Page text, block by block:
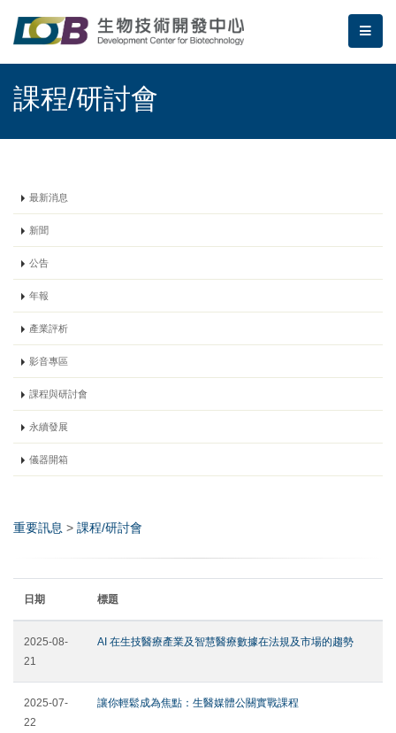
生物技術開發中心 | 課程/研討會
課程/研討會
最新消息
新聞
公告
年報
產業評析
影音專區
課程與研討會
永續發展
儀器開箱
重要訊息 > 課程/研討會
日期 標題
2025-08-
21
AI 在生技醫療產業及智慧醫療數據在法規及市場的趨勢
2025-07-
22
讓你輕鬆成為焦點：生醫媒體公關實戰課程